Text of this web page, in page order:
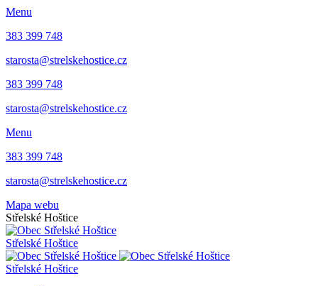
Menu
383 399 748
starosta@strelskehostice.cz
383 399 748
starosta@strelskehostice.cz
Menu
383 399 748
starosta@strelskehostice.cz
Mapa webu
Střelské Hoštice
Střelské Hoštice
Střelské Hoštice